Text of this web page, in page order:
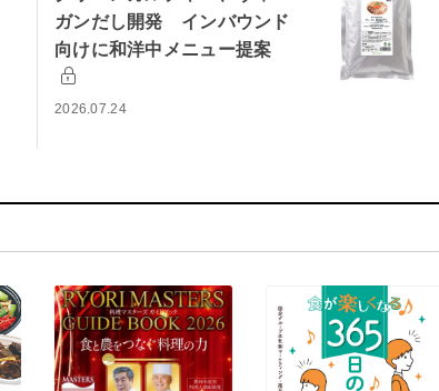
ガンだし開発 インバウンド
向けに和洋中メニュー提案
2026.07.24